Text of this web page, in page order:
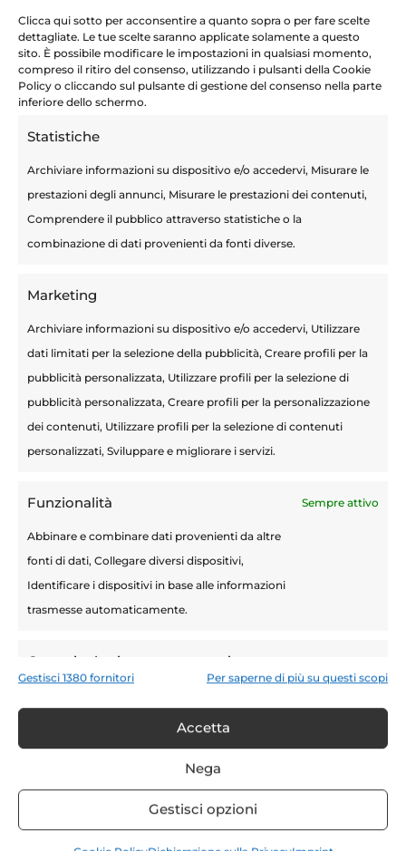
Clicca qui sotto per acconsentire a quanto sopra o per fare scelte
dettagliate. Le tue scelte saranno applicate solamente a questo
sito. È possibile modificare le impostazioni in qualsiasi momento,
compreso il ritiro del consenso, utilizzando i pulsanti della Cookie
Policy o cliccando sul pulsante di gestione del consenso nella parte
inferiore dello schermo.
Statistiche
Archiviare informazioni su dispositivo e/o accedervi, Misurare le
prestazioni degli annunci, Misurare le prestazioni dei contenuti,
Comprendere il pubblico attraverso statistiche o la
combinazione di dati provenienti da fonti diverse.
Marketing
Archiviare informazioni su dispositivo e/o accedervi, Utilizzare
dati limitati per la selezione della pubblicità, Creare profili per la
pubblicità personalizzata, Utilizzare profili per la selezione di
pubblicità personalizzata, Creare profili per la personalizzazione
dei contenuti, Utilizzare profili per la selezione di contenuti
personalizzati, Sviluppare e migliorare i servizi.
Funzionalità Sempre attivo
Abbinare e combinare dati provenienti da altre
fonti di dati, Collegare diversi dispositivi,
Identificare i dispositivi in base alle informazioni
trasmesse automaticamente.
Garantire la sicurezza, prevenire e
rilevare frodi, correggere errori,
Erogare e presentare pubblicità e
contenuto, Salvare e comunicare le
Sempre attivo
Gestisci 1380 fornitori Per saperne di più su questi scopi
Accetta
Nega
Gestisci opzioni
Invia commento
Articoli recenti
Terapie Mini-Invasive
Calcolosi urinaria: sintomi, cause e
Tecnica Rezum prostata: come trattare
efficacemente l’iperplasia prostatica
Salute della prostata: 10 consigli per
Biopsia prostata fusion: il tumore della
prostata nel mirino della tecnologia